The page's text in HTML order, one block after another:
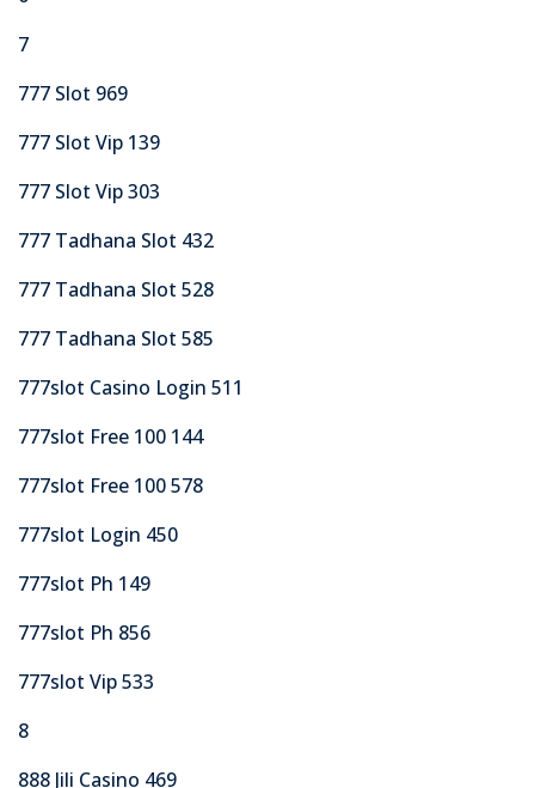
7
777 Slot 969
777 Slot Vip 139
777 Slot Vip 303
777 Tadhana Slot 432
777 Tadhana Slot 528
777 Tadhana Slot 585
777slot Casino Login 511
777slot Free 100 144
777slot Free 100 578
777slot Login 450
777slot Ph 149
777slot Ph 856
777slot Vip 533
8
888 Jili Casino 469